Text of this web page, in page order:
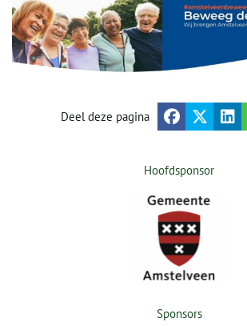
Deel deze pagina
Hoofdsponsor
Sponsors